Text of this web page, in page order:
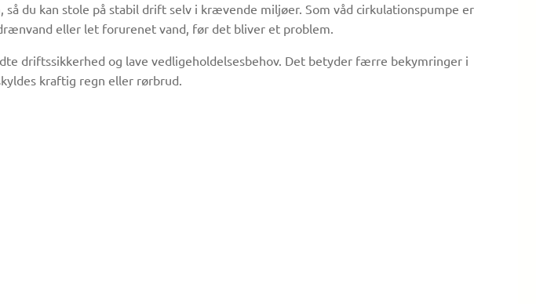
du kan stole på stabil drift selv i krævende miljøer. Som våd cirkulationspumpe er
eller let forurenet vand, før det bliver et problem.
driftssikkerhed og lave vedligeholdelsesbehov. Det betyder færre bekymringer i
kraftig regn eller rørbrud.